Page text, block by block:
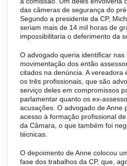
das câmeras de segurança do
Segundo a presidente da CP,
seriam mais de 14 mil horas de
impossibilitaria o deferimento da
O advogado queria identificar nas
movimentação dos então
citados na denúncia. A vereadora
os três profissionais, que são
serviço deles em compromissos
parlamentar quanto os ex-
acusações. O advogado de Anne
acesso à formação profissional
da Câmara, o que também foi
técnicas.
O depoimento de Anne colocou
fase dos trabalhos da CP, que,